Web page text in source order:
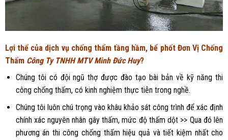
Lợi thế của dịch vụ chống thấm tầng hầm, bể phốt Đơn Vị Chống
Thấm Công Ty TNHH MTV Minh Đức Huy?
Chúng tôi có đội ngũ thợ được đào tạo bài bản về kỹ năng thi
công chống thấm, có kinh nghiệm thực tiễn trong nghề.
Chúng tôi luôn chú trọng vào khâu khảo sát công trình để xác định
chính xác nguyên nhân gây thấm, mức độ thấm dột >> Qua đó lên
phương án thi công chống thấm hiệu quả và tiết kiệm nhất cho